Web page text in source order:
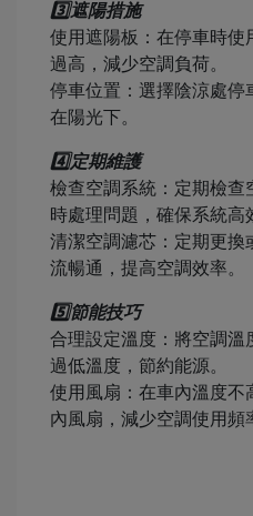
3️⃣遮陽措施
使用遮陽板：在停車時使
過高，減少空調負荷。
停車位置：選擇陰涼處停
在陽光下。
4️⃣定期維護
檢查空調系統：定期檢查
時處理問題，確保系統高
清潔空調濾芯：定期更換
流暢通，提高空調效率。
5️⃣節能技巧
合理設定溫度：將空調溫
過低溫度，節約能源。
使用風扇：在車內溫度不
內風扇，減少空調使用頻